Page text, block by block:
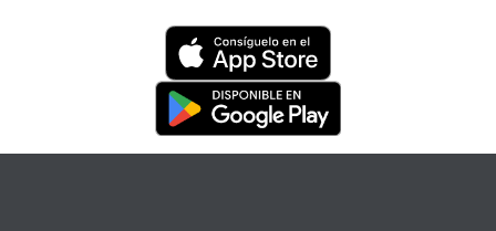
reembolso de la Garantía Rover para asistencia veterinaria
que cumpla con los requisitos.